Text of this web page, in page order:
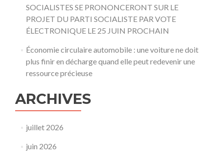
SOCIALISTES SE PRONONCERONT SUR LE
PROJET DU PARTI SOCIALISTE PAR VOTE
ÉLECTRONIQUE LE 25 JUIN PROCHAIN
Économie circulaire automobile : une voiture ne doit
plus finir en décharge quand elle peut redevenir une
ressource précieuse
ARCHIVES
juillet 2026
juin 2026